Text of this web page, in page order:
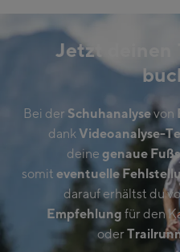
Jetzt deinen
Bei der Schuhanalysevon
dankVideoanalyse-
deine genaue
somit eventuelle
darauf erhältst du
Empfehlung für den
oder